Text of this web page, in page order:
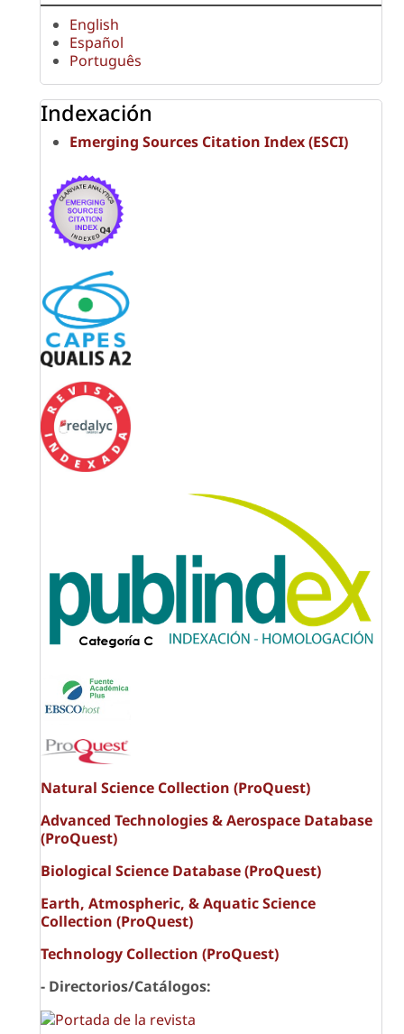
English
Español
Português
Indexación
Emerging Sources Citation Index (ESCI)
Natural Science Collection (ProQuest)
Advanced Technologies & Aerospace Database
(ProQuest)
Biological Science Database (ProQuest)
Earth, Atmospheric, & Aquatic Science
Collection (ProQuest)
Technology Collection (ProQuest)
- Directorios/Catálogos: